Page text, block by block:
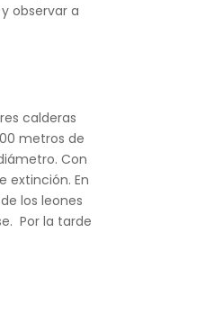
observar a
calderas
metros de
Con
extinción. En
los leones
Por la tarde